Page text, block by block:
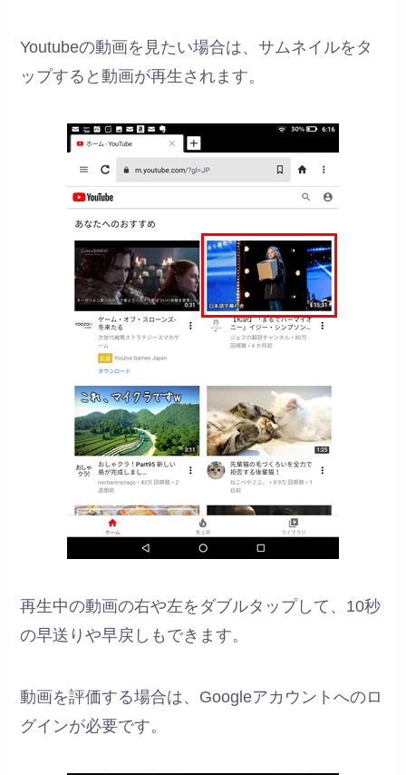
Youtubeの動画を見たい場合は、サムネイルをタ
ップすると動画が再生されます。
再生中の動画の右や左をダブルタップして、10秒
の早送りや早戻しもできます。
動画を評価する場合は、Googleアカウントへのロ
グインが必要です。